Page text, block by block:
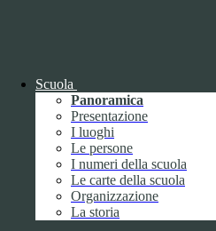
Scuola
Panoramica
Presentazione
I luoghi
Le persone
I numeri della scuola
Le carte della scuola
Organizzazione
La storia
Bandi di concorso